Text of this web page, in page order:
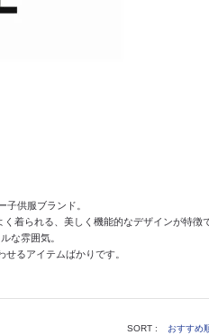
供服ブランド。
着られる、美しく機能的なデザインが特徴
な雰囲気。
るアイテムばかりです。
SORT : おすすめ